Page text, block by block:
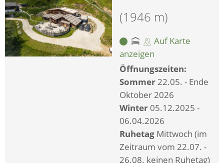
(1946 m)
Auf Karte
anzeigen
Öffnungszeiten:
Sommer22.05. - Ende
Oktober 2026
Winter 05.12.2025 -
06.04.2026
Ruhetag Mittwoch (im
Zeitraum vom 22.07. -
26.08. keinen Ruhetag)